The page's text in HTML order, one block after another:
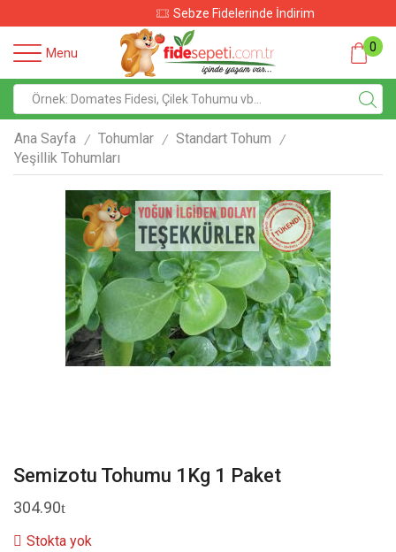
Sebze Fidelerinde İndirim
Menu 0
Ana Sayfa / Tohumlar / Standart Tohum /
Yeşillik Tohumları
Semizotu Tohumu 1Kg 1 Paket
304.90
Stokta yok